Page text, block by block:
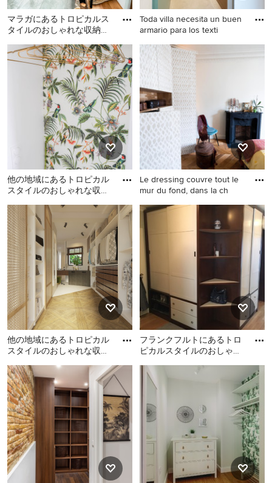
マラガにあるトロピカルス
タイルのおしゃれな収納・
マラガにあるトロピカルス
タイルのおしゃれな収納・
クローゼットの写真
Toda villa necesita un buen
armario para los texti
他の地域にある中くらいな
トロピカルスタイルのおし
ゃれな収納・クローゼット
(中間色木目調キャビネッ
ト、セラミックタイルの
床、ベージュの床) の写真
他の地域にあるトロピカル
スタイルのおしゃれな収
他の地域にあるトロピカル
スタイルのおしゃれな収
納・クローゼットの写真
Le dressing couvre tout le
mur du fond, dans la ch
パリにある高級な中くらい
なトロピカルスタイルのお
しゃれな壁面クローゼット
(ベージュのキャビネット、
淡色無垢フローリング、ベ
ージュの床) の写真
他の地域にあるトロピカル
スタイルのおしゃれな収
他の地域にあるトロピカル
スタイルのおしゃれな収
納・クローゼットの写真
フランクフルトにあるトロ
ピカルスタイルのおしゃれ
真
フランクフルトにあるトロ
ピカルスタイルのおしゃれ
な収納・クローゼットの写
真